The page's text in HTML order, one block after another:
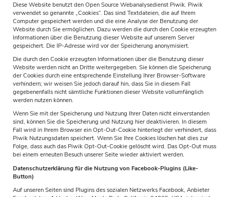
Diese Website benutzt den Open Source Webanalysedienst Piwik. Piwik
verwendet so genannte „Cookies“. Das sind Textdateien, die auf Ihrem
Computer gespeichert werden und die eine Analyse der Benutzung der
Website durch Sie ermöglichen. Dazu werden die durch den Cookie erzeugten
Informationen über die Benutzung dieser Website auf unserem Server
gespeichert. Die IP-Adresse wird vor der Speicherung anonymisiert.
Die durch den Cookie erzeugten Informationen über die Benutzung dieser
Website werden nicht an Dritte weitergegeben. Sie können die Speicherung
der Cookies durch eine entsprechende Einstellung Ihrer Browser-Software
verhindern; wir weisen Sie jedoch darauf hin, dass Sie in diesem Fall
gegebenenfalls nicht sämtliche Funktionen dieser Website vollumfänglich
werden nutzen können.
Wenn Sie mit der Speicherung und Nutzung Ihrer Daten nicht einverstanden
sind, können Sie die Speicherung und Nutzung hier deaktivieren. In diesem
Fall wird in Ihrem Browser ein Opt-Out-Cookie hinterlegt der verhindert, dass
Piwik Nutzungsdaten speichert. Wenn Sie Ihre Cookies löschen hat dies zur
Folge, dass auch das Piwik Opt-Out-Cookie gelöscht wird. Das Opt-Out muss
bei einem erneuten Besuch unserer Seite wieder aktiviert werden.
Datenschutzerklärung für die Nutzung von Facebook-Plugins (Like-
Button)
Auf unseren Seiten sind Plugins des sozialen Netzwerks Facebook, Anbieter